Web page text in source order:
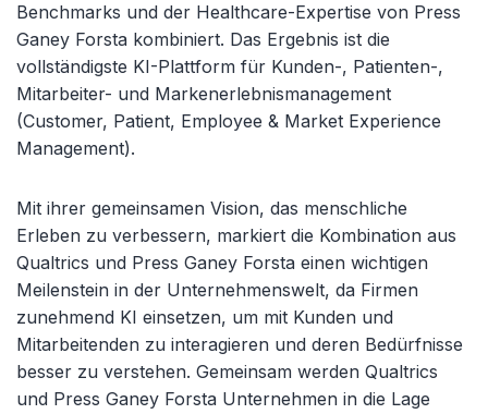
Benchmarks und der Healthcare-Expertise von Press
Ganey Forsta kombiniert. Das Ergebnis ist die
vollständigste KI-Plattform für Kunden-, Patienten-,
Mitarbeiter- und Markenerlebnismanagement
(Customer, Patient, Employee & Market Experience
Management).
Mit ihrer gemeinsamen Vision, das menschliche
Erleben zu verbessern, markiert die Kombination aus
Qualtrics und Press Ganey Forsta einen wichtigen
Meilenstein in der Unternehmenswelt, da Firmen
zunehmend KI einsetzen, um mit Kunden und
Mitarbeitenden zu interagieren und deren Bedürfnisse
besser zu verstehen. Gemeinsam werden Qualtrics
und Press Ganey Forsta Unternehmen in die Lage